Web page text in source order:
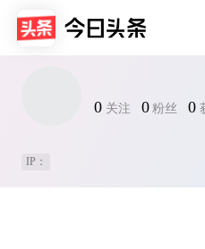
0 关注 0 粉丝 0
IP：